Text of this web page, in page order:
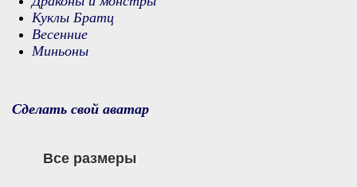
Куклы Братц
Весенние
Миньоны
Сделать свой аватар
Все размеры